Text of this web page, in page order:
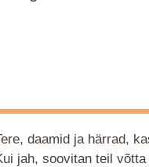
daamid ja härrad,
jah, soovitan teil